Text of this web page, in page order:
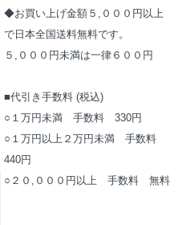
◆お買い上げ金額５,０００円以上
で日本全国送料無料です。
５,０００円未満は一律６００円
■代引き手数料 (税込)
○１万円未満 手数料 330円
○１万円以上２万円未満 手数料
440円
○２０,０００円以上 手数料 無料